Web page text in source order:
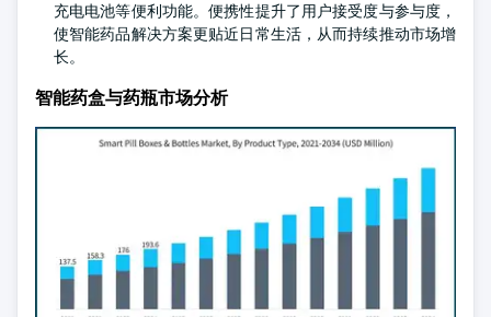
充电电池等便利功能。便携性提升了用户接受度与参与度，
使智能药品解决方案更贴近日常生活，从而持续推动市场增
长。
智能药盒与药瓶市场分析